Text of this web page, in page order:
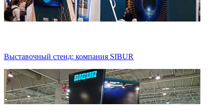
Выставочный стенд: компания SIBUR